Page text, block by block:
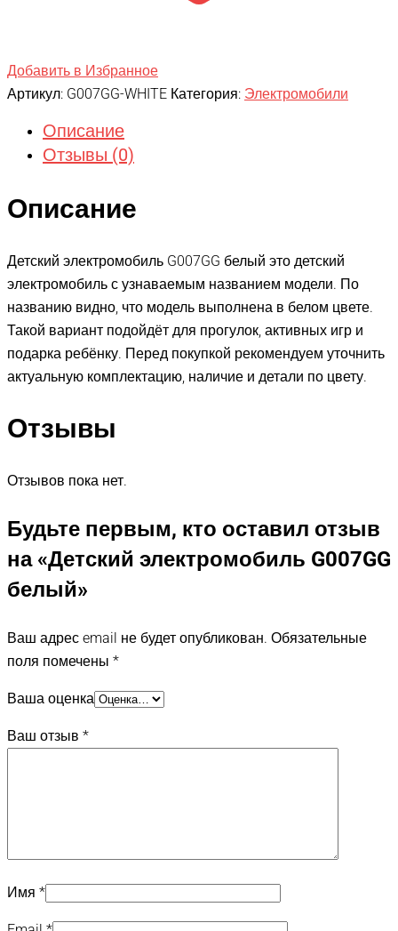
Добавить в Избранное
Артикул: G007GG-WHITE Категория: Электромобили
Описание
Отзывы (0)
Описание
Детский электромобиль G007GG белый это детский
электромобиль с узнаваемым названием модели. По
названию видно, что модель выполнена в белом цвете.
Такой вариант подойдёт для прогулок, активных игр и
подарка ребёнку. Перед покупкой рекомендуем уточнить
актуальную комплектацию, наличие и детали по цвету.
Отзывы
Отзывов пока нет.
Будьте первым, кто оставил отзыв
на «Детский электромобиль G007GG
белый»
Ваш адрес email не будет опубликован. Обязательные
поля помечены *
Ваша оценка
Ваш отзыв *
Имя *